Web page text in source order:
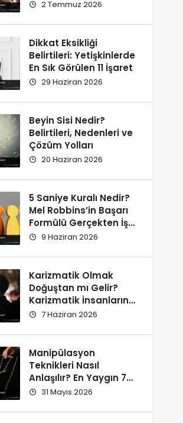
2 Temmuz 2026
Dikkat Eksikliği
Belirtileri: Yetişkinlerde
En Sık Görülen 11 İşaret
29 Haziran 2026
Beyin Sisi Nedir?
Belirtileri, Nedenleri ve
Çözüm Yolları
20 Haziran 2026
5 Saniye Kuralı Nedir?
Mel Robbins’in Başarı
Formülü Gerçekten İşe
Yarıyor
9 Haziran 2026
Karizmatik Olmak
Doğuştan mı Gelir?
Karizmatik İnsanların
Ortak Özellikleri
7 Haziran 2026
Manipülasyon
Teknikleri Nasıl
Anlaşılır? En Yaygın 7
İşaret
31 Mayıs 2026